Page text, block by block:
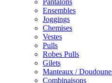
Pantalons
Ensembles
Joggings
Chemises
Vestes
Pulls
Robes Pulls
Gilets
Manteaux /
Combinaisons